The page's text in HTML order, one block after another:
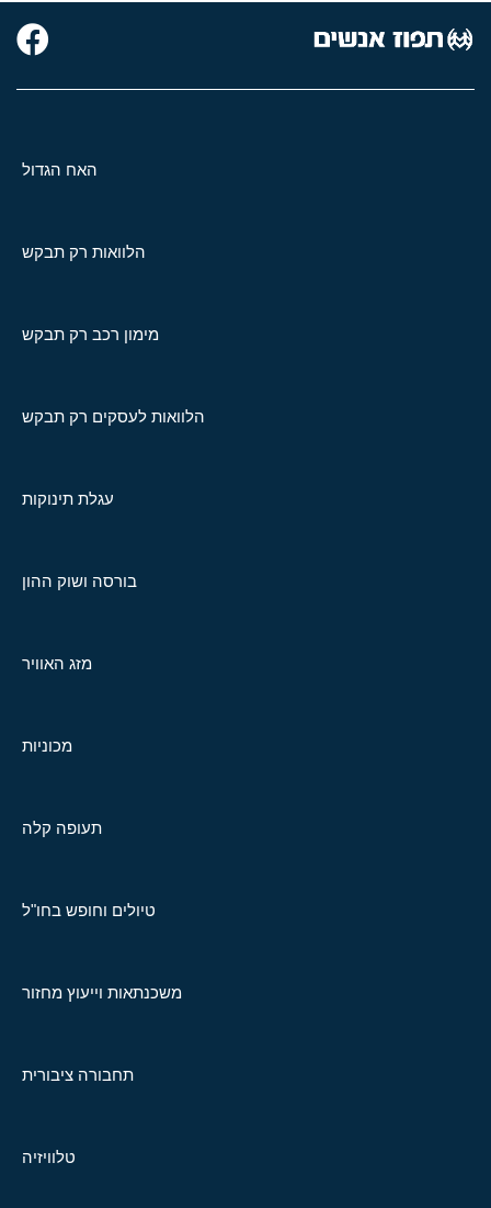
האח הגדול
הלוואות רק תבקש
מימון רכב רק תבקש
הלוואות לעסקים רק תבקש
עגלת תינוקות
בורסה ושוק ההון
מזג האוויר
מכוניות
תעופה קלה
טיולים וחופש בחו"ל
משכנתאות וייעוץ מחזור
תחבורה ציבורית
טלוויזיה